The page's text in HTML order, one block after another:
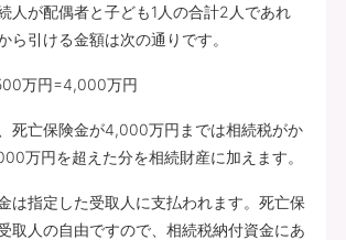
人が配偶者と子ども1人の合計2人であれ
ら引ける金額は次の通りです。
万円=4,000万円
死亡保険金が4,000万円までは相続税がか
万円を超えた分を相続財産に加えます。
は指定した受取人に支払われます。死亡保
取人の自由ですので、相続税納付資金にあ